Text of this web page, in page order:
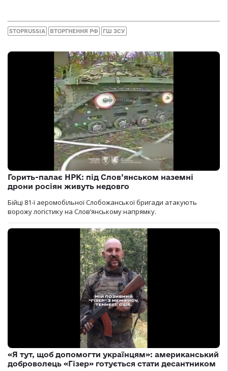
STOPRUSSIA ВТОРГНЕННЯ РФ ГШ ЗСУ
Горить-палає НРК: під Слов’янськом наземні
дрони росіян живуть недовго
Бійці 81-ї аеромобільної Слобожанської бригади атакують
ворожу логістику на Словʼянському напрямку.
«Я тут, щоб допомогти українцям»: американський
доброволець «Гізер» готується стати десантником